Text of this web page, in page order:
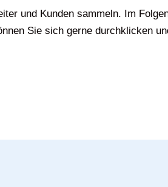
und Kunden sammeln. Im
Sie sich gerne durchklicken